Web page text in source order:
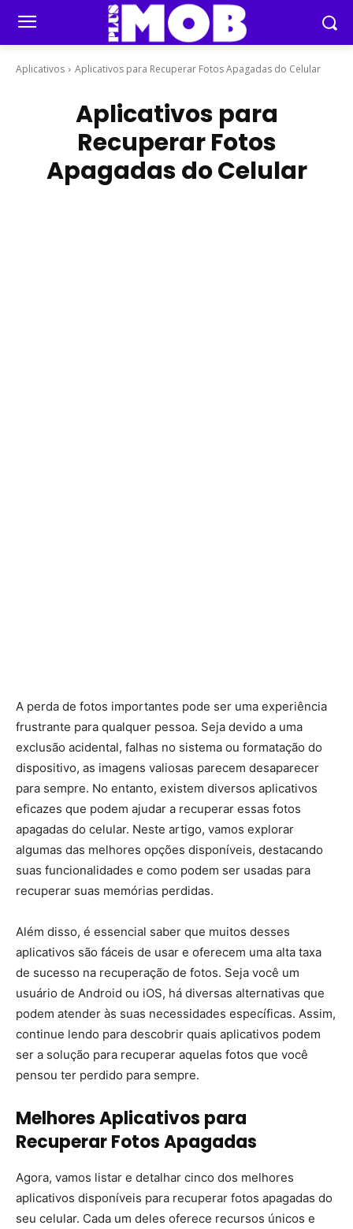
Aplicativos Aplicativos para Recuperar Fotos Apagadas do Celular
Aplicativos para
Recuperar Fotos
Apagadas do Celular
A perda de fotos importantes pode ser uma experiência
frustrante para qualquer pessoa. Seja devido a uma
exclusão acidental, falhas no sistema ou formatação do
dispositivo, as imagens valiosas parecem desaparecer
para sempre. No entanto, existem diversos aplicativos
eficazes que podem ajudar a recuperar essas fotos
apagadas do celular. Neste artigo, vamos explorar
algumas das melhores opções disponíveis, destacando
suas funcionalidades e como podem ser usadas para
recuperar suas memórias perdidas.
Além disso, é essencial saber que muitos desses
aplicativos são fáceis de usar e oferecem uma alta taxa
de sucesso na recuperação de fotos. Seja você um
usuário de Android ou iOS, há diversas alternativas que
podem atender às suas necessidades específicas. Assim,
continue lendo para descobrir quais aplicativos podem
ser a solução para recuperar aquelas fotos que você
pensou ter perdido para sempre.
Melhores Aplicativos para
Recuperar Fotos Apagadas
Agora, vamos listar e detalhar cinco dos melhores
aplicativos disponíveis para recuperar fotos apagadas do
seu celular. Cada um deles oferece recursos únicos e